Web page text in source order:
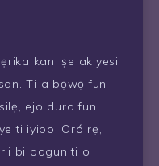
kan, ṣe akiyesi
Ti a bọwọ fun
ejo duro fun
ti iyipo. Oró rẹ,
bi oogun ti o